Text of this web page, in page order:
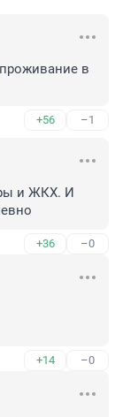
в
+56 –1
и ЖКХ. И
+36 –0
+14 –0